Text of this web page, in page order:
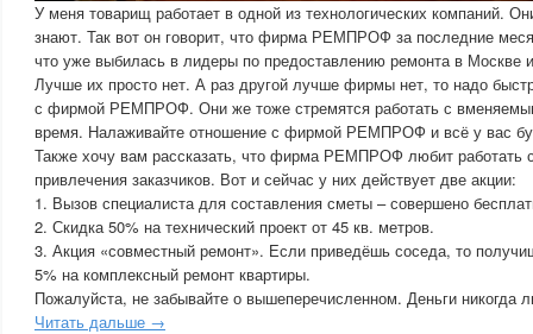
У меня товарищ работает в одной из технологических компаний.
знают. Так вот он говорит, что фирма РЕМПРОФ за последние
что уже выбилась в лидеры по предоставлению ремонта в Москве
Лучше их просто нет. А раз другой лучше фирмы нет, то надо
с фирмой РЕМПРОФ. Они же тоже стремятся работать с
время. Налаживайте отношение с фирмой РЕМПРОФ и всё у вас
Также хочу вам рассказать, что фирма РЕМПРОФ любит работать
привлечения заказчиков. Вот и сейчас у них действует две акции:
1. Вызов специалиста для составления сметы – совершено
2. Скидка 50% на технический проект от 45 кв. метров.
3. Акция «совместный ремонт». Если приведёшь соседа, то
5% на комплексный ремонт квартиры.
Пожалуйста, не забывайте о вышеперечисленном. Деньги никогда
Читать дальше →